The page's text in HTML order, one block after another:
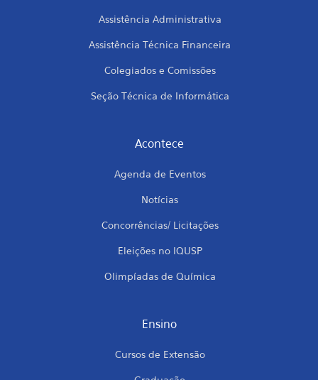
Assistência Administrativa
Assistência Técnica Financeira
Colegiados e Comissões
Seção Técnica de Informática
Acontece
Agenda de Eventos
Notícias
Concorrências/ Licitações
Eleições no IQUSP
Olimpíadas de Química
Ensino
Cursos de Extensão